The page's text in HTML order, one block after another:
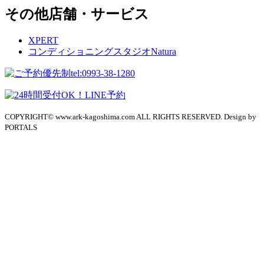
その他店舗・サービス
XPERT
コンディショニングスタジオNatura
COPYRIGHT© www.ark-kagoshima.com ALL RIGHTS RESERVED. Design by
PORTALS